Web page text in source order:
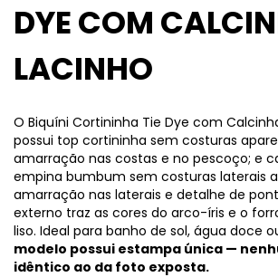
DYE COM
LACINHO
O Biquíni Cortininha Tie Dye com
possui top cortininha sem costuras
amarração nas costas e no pescoço; e
empina bumbum sem costuras laterais
amarração nas laterais e detalhe de
externo traz as cores do arco-íris e o
liso. Ideal para banho de sol, água doce
modelo possui estampa única —
idêntico ao da foto exposta.